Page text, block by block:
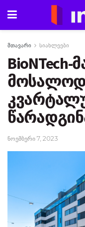
მთავარი სიახლეები
BioNTech-
ნოემბერი 7, 2023